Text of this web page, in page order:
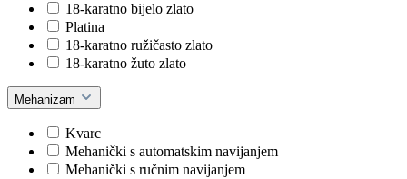
18-karatno bijelo zlato
Platina
18-karatno ružičasto zlato
18-karatno žuto zlato
Mehanizam
Kvarc
Mehanički s automatskim navijanjem
Mehanički s ručnim navijanjem